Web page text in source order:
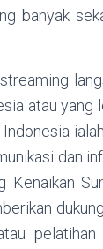
banyak
atau yang
dan
Kenaikan